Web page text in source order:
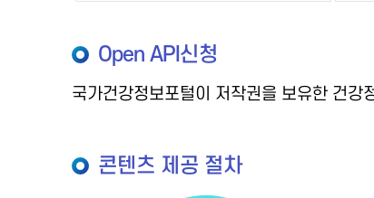
Open API신청
국가건강정보포털이 저작권을 보유한 건강
콘텐츠 제공 절차